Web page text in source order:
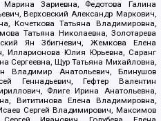
Зариевна, Федотова Галина
Верховский Александр Маркович,
Кочеткова Татьяна Владимировна,
Татьяна Николаевна, Золотарева
Ян Збигневич, Жемкова Елена
Илларионова Юлия Юрьевна, Саранг
Сергеевна, Щур Татьяна Михайловна,
Владимир Анатольевич, Блинушов
Геннадьевич, Гефтер Валентин
Флиге Ирина Анатольевна,
Вититинова Елена Владимировна,
Сергей Владимирович, Максимов